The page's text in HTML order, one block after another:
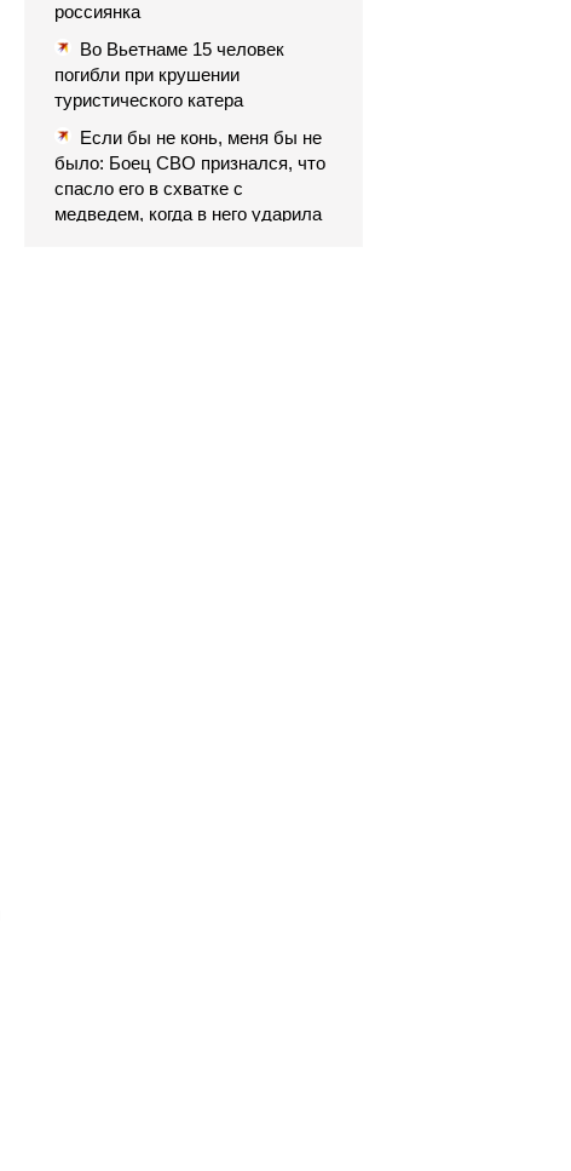
россиянка
Во Вьетнаме 15 человек
погибли при крушении
туристического катера
Если бы не конь, меня бы не
было: Боец СВО признался, что
спасло его в схватке с
медведем, когда в него ударила